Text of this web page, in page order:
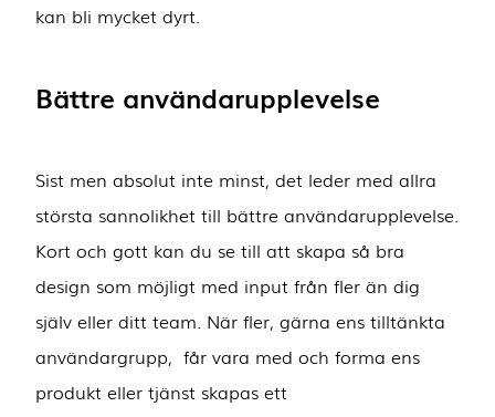
kan bli mycket dyrt.
Bättre användarupplevelse
Sist men absolut inte minst, det leder med allra
största sannolikhet till bättre användarupplevelse.
Kort och gott kan du se till att skapa så bra
design som möjligt med input från fler än dig
själv eller ditt team. När fler, gärna ens tilltänkta
användargrupp, får vara med och forma ens
produkt eller tjänst skapas ett